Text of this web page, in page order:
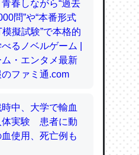
方が拮抗してるので
ルシウムを使わずキ